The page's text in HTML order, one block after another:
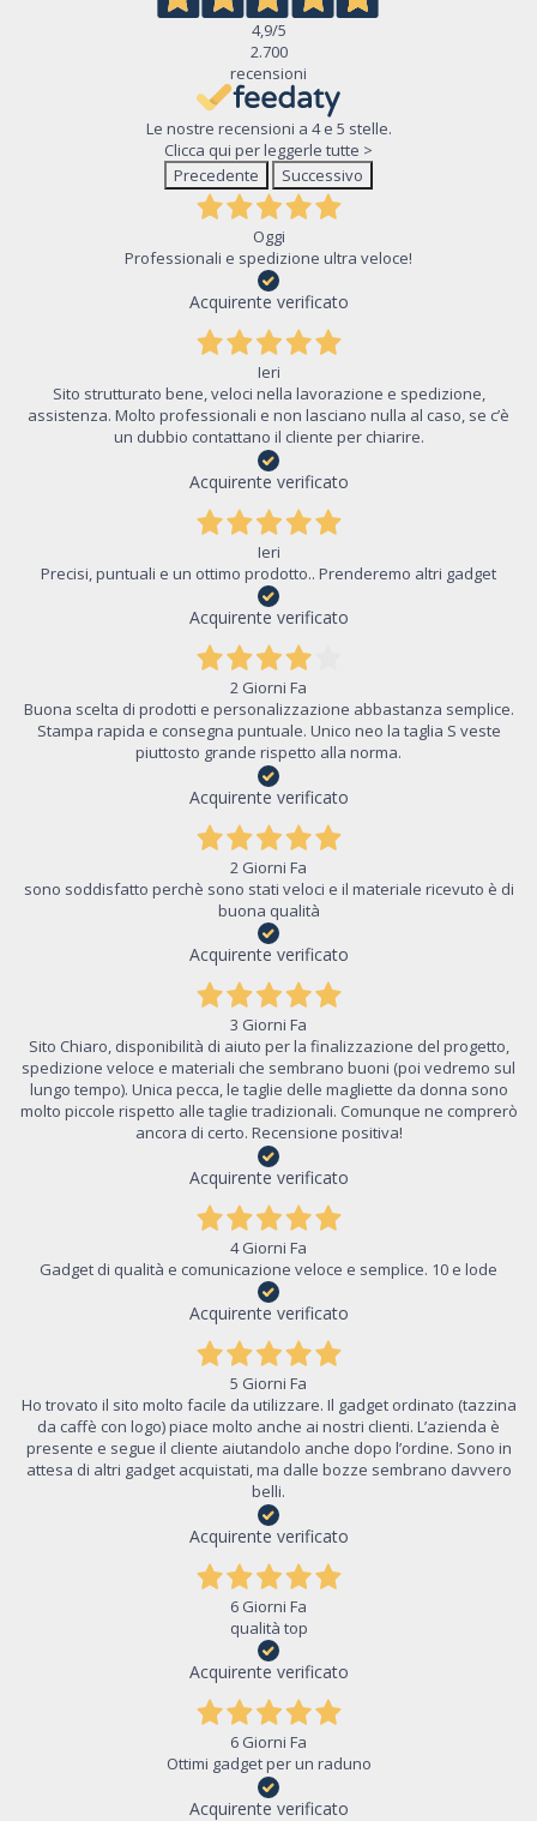
4,9/5
2.700
recensioni
Le nostre recensioni a 4 e 5 stelle.
Clicca qui per leggerle tutte >
Precedente
Successivo
Oggi
Professionali e spedizione ultra veloce!
Acquirente verificato
Ieri
Sito strutturato bene, veloci nella lavorazione e spedizione,
assistenza. Molto professionali e non lasciano nulla al caso, se c’è
un dubbio contattano il cliente per chiarire.
Acquirente verificato
Ieri
Precisi, puntuali e un ottimo prodotto.. Prenderemo altri gadget
Acquirente verificato
2 Giorni Fa
Buona scelta di prodotti e personalizzazione abbastanza semplice.
Stampa rapida e consegna puntuale. Unico neo la taglia S veste
piuttosto grande rispetto alla norma.
Acquirente verificato
2 Giorni Fa
sono soddisfatto perchè sono stati veloci e il materiale ricevuto è di
buona qualità
Acquirente verificato
3 Giorni Fa
Sito Chiaro, disponibilità di aiuto per la finalizzazione del progetto,
spedizione veloce e materiali che sembrano buoni (poi vedremo sul
lungo tempo). Unica pecca, le taglie delle magliette da donna sono
molto piccole rispetto alle taglie tradizionali. Comunque ne comprerò
ancora di certo. Recensione positiva!
Acquirente verificato
4 Giorni Fa
Gadget di qualità e comunicazione veloce e semplice. 10 e lode
Acquirente verificato
5 Giorni Fa
Ho trovato il sito molto facile da utilizzare. Il gadget ordinato (tazzina
da caffè con logo) piace molto anche ai nostri clienti. L’azienda è
presente e segue il cliente aiutandolo anche dopo l’ordine. Sono in
attesa di altri gadget acquistati, ma dalle bozze sembrano davvero
belli.
Acquirente verificato
6 Giorni Fa
qualità top
Acquirente verificato
6 Giorni Fa
Ottimi gadget per un raduno
Acquirente verificato